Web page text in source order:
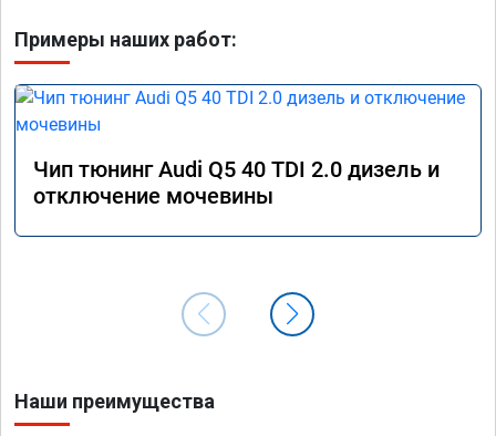
Примеры наших работ:
Чип тюнинг Audi Q5 40 TDI 2.0 дизель и
отключение мочевины
Наши преимущества